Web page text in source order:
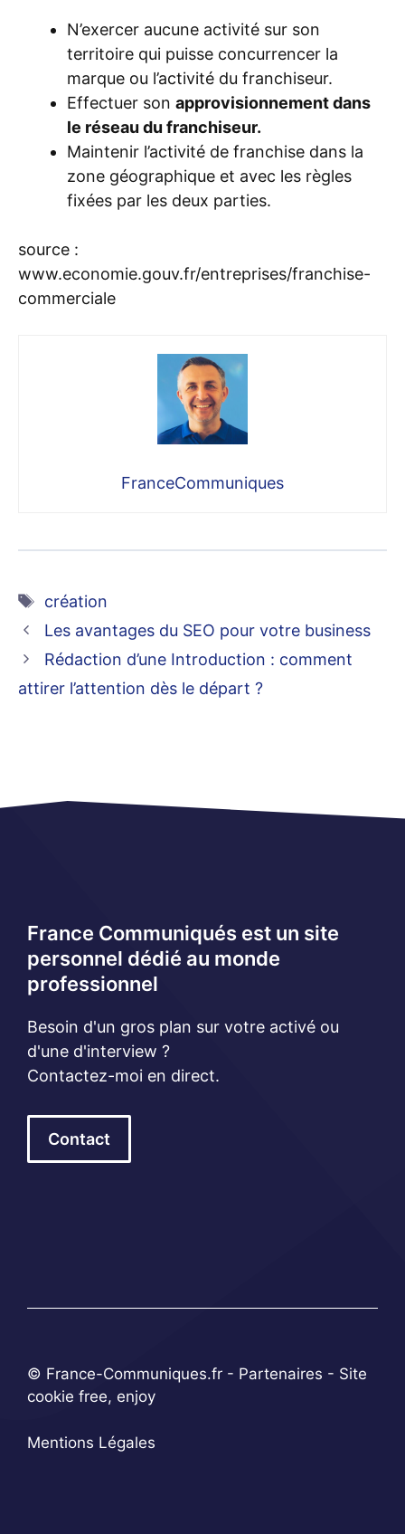
N’exercer aucune activité sur son
territoire qui puisse concurrencer la
marque ou l’activité du franchiseur.
Effectuer son approvisionnement dans
le réseau du franchiseur.
Maintenir l’activité de franchise dans la
zone géographique et avec les règles
fixées par les deux parties.
source :
www.economie.gouv.fr/entreprises/franchise-
commerciale
FranceCommuniques
Étiquettes
création
Les avantages du SEO pour votre business
Rédaction d’une Introduction : comment
attirer l’attention dès le départ ?
France Communiqués est un site
personnel dédié au monde
professionnel
Besoin d'un gros plan sur votre activé ou
d'une d'interview ?
Contactez-moi en direct.
Contact
© France-Communiques.fr - Partenaires - Site
cookie free, enjoy
Mentions Légales